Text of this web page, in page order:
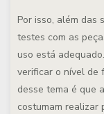
Por isso, além das
testes com as
uso está
verificar o nível de
desse tema é que
costumam realizar